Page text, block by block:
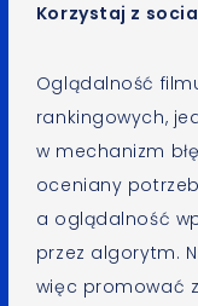
Korzystaj z
Oglądalność
rankingowych,
w mechanizm
oceniany
a oglądalność
przez algorytm.
więc promować